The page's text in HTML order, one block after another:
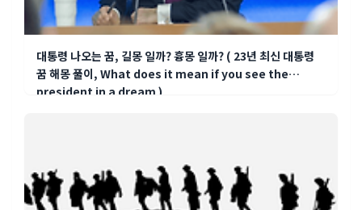
대통령 나오는 꿈, 길몽 일까? 흉몽 일까? ( 23년 최신 대통령
꿈 해몽 풀이, What does it mean if you see the
president in a dream )